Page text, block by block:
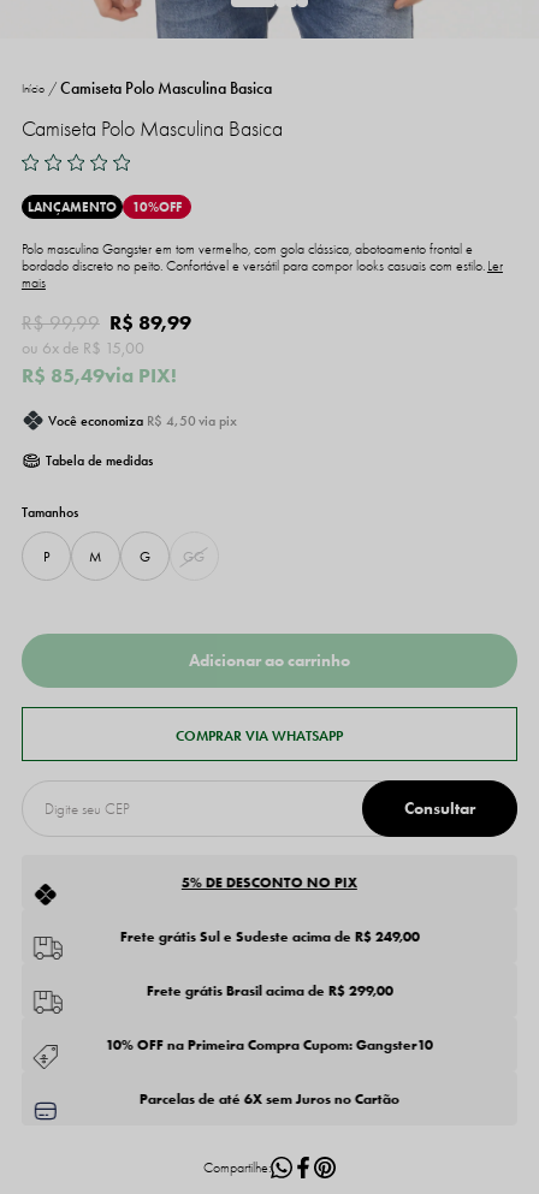
Início Camiseta Polo Masculina Basica
Camiseta Polo Masculina Basica
LANÇAMENTO 10%OFF
Polo masculina Gangster em tom vermelho, com gola clássica, abotoamento frontal e
bordado discreto no peito. Confortável e versátil para compor looks casuais com estilo. Ler
mais
R$ 85,49via PIX!
R$ 99,99 R$ 89,99
6x R$ 15,00
Você economiza R$ 4,50 via pix
Tabela de medidas
P M G GG
5% DE DESCONTO NO PIX
Frete grátis Sul e Sudeste acima de R$ 249,00
Frete grátis Brasil acima de R$ 299,00
10% OFF na Primeira Compra Cupom: Gangster10
Parcelas de até 6X sem Juros no Cartão